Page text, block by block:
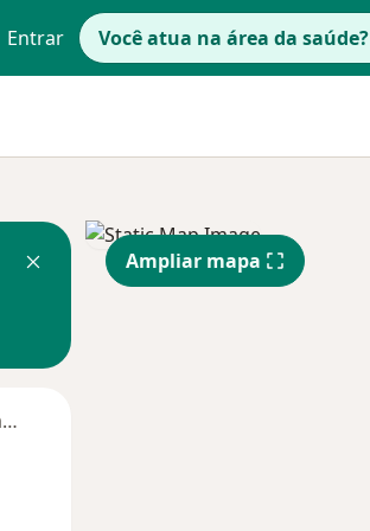
Entrar Você atua na área da saúde?
Segunda-feira
Ampliar mapa